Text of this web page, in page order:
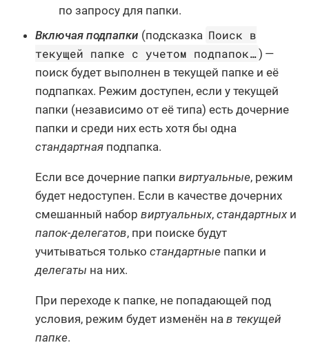
по запросу для папки.
Включая подпапки (подсказка Поиск в
текущей папке с учетом подпапок…​ ) —
поиск будет выполнен в текущей папке и её
подпапках. Режим доступен, если у текущей
папки (независимо от её типа) есть дочерние
папки и среди них есть хотя бы одна
стандартная подпапка.
Если все дочерние папки виртуальные, режим
будет недоступен. Если в качестве дочерних
смешанный набор виртуальных, стандартных и
папок-делегатов, при поиске будут
учитываться только стандартные папки и
делегаты на них.
При переходе к папке, не попадающей под
условия, режим будет изменён на в текущей
папке.